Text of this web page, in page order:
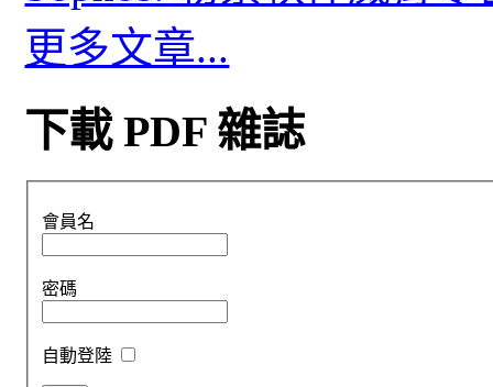
更多文章...
下載 PDF 雜誌
會員名
密碼
自動登陸